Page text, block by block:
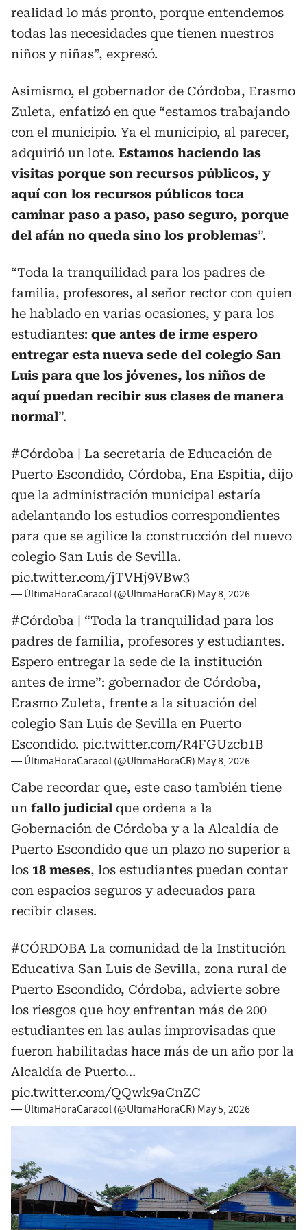
realidad lo más pronto, porque entendemos
todas las necesidades que tienen nuestros
niños y niñas”, expresó.
Asimismo, el gobernador de Córdoba, Erasmo
Zuleta, enfatizó en que “estamos trabajando
con el municipio. Ya el municipio, al parecer,
adquirió un lote. Estamos haciendo las
visitas porque son recursos públicos, y
aquí con los recursos públicos toca
caminar paso a paso, paso seguro, porque
del afán no queda sino los problemas”.
“Toda la tranquilidad para los padres de
familia, profesores, al señor rector con quien
he hablado en varias ocasiones, y para los
estudiantes: que antes de irme espero
entregar esta nueva sede del colegio San
Luis para que los jóvenes, los niños de
aquí puedan recibir sus clases de manera
normal”.
#Córdoba | La secretaria de Educación de
Puerto Escondido, Córdoba, Ena Espitia, dijo
que la administración municipal estaría
adelantando los estudios correspondientes
para que se agilice la construcción del nuevo
colegio San Luis de Sevilla.
pic.twitter.com/jTVHj9VBw3
— ÚltimaHoraCaracol (@UltimaHoraCR) May 8, 2026
#Córdoba | “Toda la tranquilidad para los
padres de familia, profesores y estudiantes.
Espero entregar la sede de la institución
antes de irme”: gobernador de Córdoba,
Erasmo Zuleta, frente a la situación del
colegio San Luis de Sevilla en Puerto
Escondido. pic.twitter.com/R4FGUzcb1B
— ÚltimaHoraCaracol (@UltimaHoraCR) May 8, 2026
Cabe recordar que, este caso también tiene
un fallo judicial que ordena a la
Gobernación de Córdoba y a la Alcaldía de
Puerto Escondido que un plazo no superior a
los 18 meses, los estudiantes puedan contar
con espacios seguros y adecuados para
recibir clases.
#CÓRDOBA La comunidad de la Institución
Educativa San Luis de Sevilla, zona rural de
Puerto Escondido, Córdoba, advierte sobre
los riesgos que hoy enfrentan más de 200
estudiantes en las aulas improvisadas que
fueron habilitadas hace más de un año por la
Alcaldía de Puerto…
pic.twitter.com/QQwk9aCnZC
— ÚltimaHoraCaracol (@UltimaHoraCR) May 5, 2026